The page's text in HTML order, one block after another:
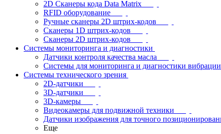
2D Сканеры кода Data Matrix
RFID оборудование
Ручные сканеры 2D штрих-кодов
Сканеры 1D штрих-кодов
Сканеры 2D штрих-кодов
Системы мониторинга и диагностики
Датчики контроля качества масла
Системы для мониторинга и диагностики вибрации
Системы технического зрения
2D-датчики
3D-датчики
3D-камеры
Видеокамеры для подвижной техники
Датчики изображения для точного
Еще